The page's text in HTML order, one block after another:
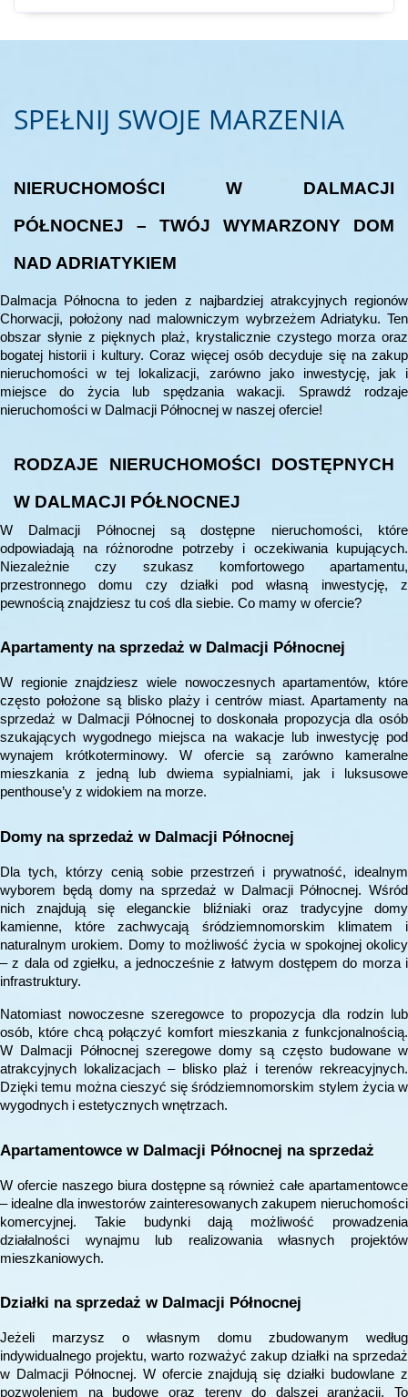
SPEŁNIJ SWOJE MARZENIA
NIERUCHOMOŚCI W DALMACJI
PÓŁNOCNEJ – TWÓJ WYMARZONY DOM
NAD ADRIATYKIEM
Dalmacja Północna to jeden z najbardziej atrakcyjnych regionów
Chorwacji, położony nad malowniczym wybrzeżem Adriatyku. Ten
obszar słynie z pięknych plaż, krystalicznie czystego morza oraz
bogatej historii i kultury. Coraz więcej osób decyduje się na zakup
nieruchomości w tej lokalizacji, zarówno jako inwestycję, jak i
miejsce do życia lub spędzania wakacji. Sprawdź rodzaje
nieruchomości w Dalmacji Północnej w naszej ofercie!
RODZAJE NIERUCHOMOŚCI DOSTĘPNYCH
W DALMACJI PÓŁNOCNEJ
W Dalmacji Północnej są dostępne nieruchomości, które
odpowiadają na różnorodne potrzeby i oczekiwania kupujących.
Niezależnie czy szukasz komfortowego apartamentu,
przestronnego domu czy działki pod własną inwestycję, z
pewnością znajdziesz tu coś dla siebie. Co mamy w ofercie?
Apartamenty na sprzedaż w Dalmacji Północnej
W regionie znajdziesz wiele nowoczesnych apartamentów, które
często położone są blisko plaży i centrów miast. Apartamenty na
sprzedaż w Dalmacji Północnej to doskonała propozycja dla osób
szukających wygodnego miejsca na wakacje lub inwestycję pod
wynajem krótkoterminowy. W ofercie są zarówno kameralne
mieszkania z jedną lub dwiema sypialniami, jak i luksusowe
penthouse’y z widokiem na morze.
Domy na sprzedaż w Dalmacji Północnej
Dla tych, którzy cenią sobie przestrzeń i prywatność, idealnym
wyborem będą domy na sprzedaż w Dalmacji Północnej. Wśród
nich znajdują się eleganckie bliźniaki oraz tradycyjne domy
kamienne, które zachwycają śródziemnomorskim klimatem i
naturalnym urokiem. Domy to możliwość życia w spokojnej okolicy
– z dala od zgiełku, a jednocześnie z łatwym dostępem do morza i
infrastruktury.
Natomiast nowoczesne szeregowce to propozycja dla rodzin lub
osób, które chcą połączyć komfort mieszkania z funkcjonalnością.
W Dalmacji Północnej szeregowe domy są często budowane w
atrakcyjnych lokalizacjach – blisko plaż i terenów rekreacyjnych.
Dzięki temu można cieszyć się śródziemnomorskim stylem życia w
wygodnych i estetycznych wnętrzach.
Apartamentowce w Dalmacji Północnej na sprzedaż
W ofercie naszego biura dostępne są również całe apartamentowce
– idealne dla inwestorów zainteresowanych zakupem nieruchomości
komercyjnej. Takie budynki dają możliwość prowadzenia
działalności wynajmu lub realizowania własnych projektów
mieszkaniowych.
Działki na sprzedaż w Dalmacji Północnej
Jeżeli marzysz o własnym domu zbudowanym według
indywidualnego projektu, warto rozważyć zakup działki na sprzedaż
w Dalmacji Północnej. W ofercie znajdują się działki budowlane z
pozwoleniem na budowę oraz tereny do dalszej aranżacji. To